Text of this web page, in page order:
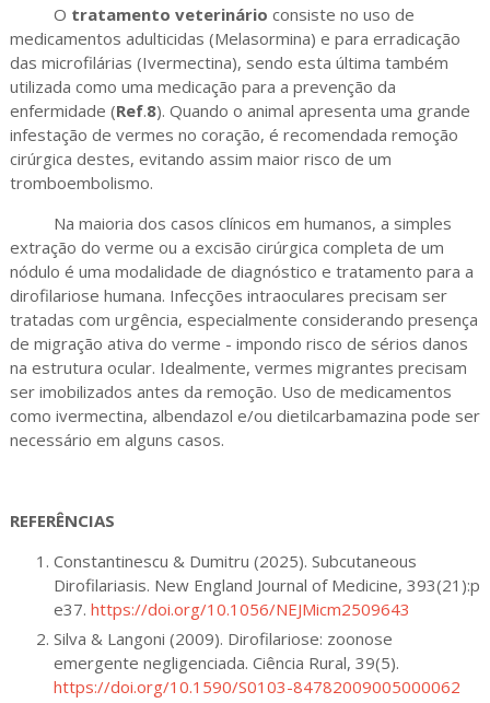
O tratamento veterinário consiste no uso de
medicamentos adulticidas (Melasormina) e para erradicação
das microfilárias (Ivermectina), sendo esta última também
utilizada como uma medicação para a prevenção da
enfermidade (Ref.8). Quando o animal apresenta uma grande
infestação de vermes no coração, é recomendada remoção
cirúrgica destes, evitando assim maior risco de um
tromboembolismo.
Na maioria dos casos clínicos em humanos, a simples
extração do verme ou a excisão cirúrgica completa de um
nódulo é uma modalidade de diagnóstico e tratamento para a
dirofilariose humana. Infecções intraoculares precisam ser
tratadas com urgência, especialmente considerando presença
de migração ativa do verme - impondo risco de sérios danos
na estrutura ocular. Idealmente, vermes migrantes precisam
ser imobilizados antes da remoção. Uso de medicamentos
como ivermectina, albendazol e/ou dietilcarbamazina pode ser
necessário em alguns casos.
REFERÊNCIAS
Constantinescu & Dumitru (2025). Subcutaneous
Dirofilariasis. New England Journal of Medicine, 393(21):p
e37. https://doi.org/10.1056/NEJMicm2509643
Silva & Langoni (2009). Dirofilariose: zoonose
emergente negligenciada. Ciência Rural, 39(5).
https://doi.org/10.1590/S0103-84782009005000062